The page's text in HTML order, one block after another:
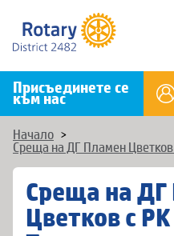
Присъединете се
към нас
Начало >
Среща на ДГ Пламен
Среща на
Цветков с